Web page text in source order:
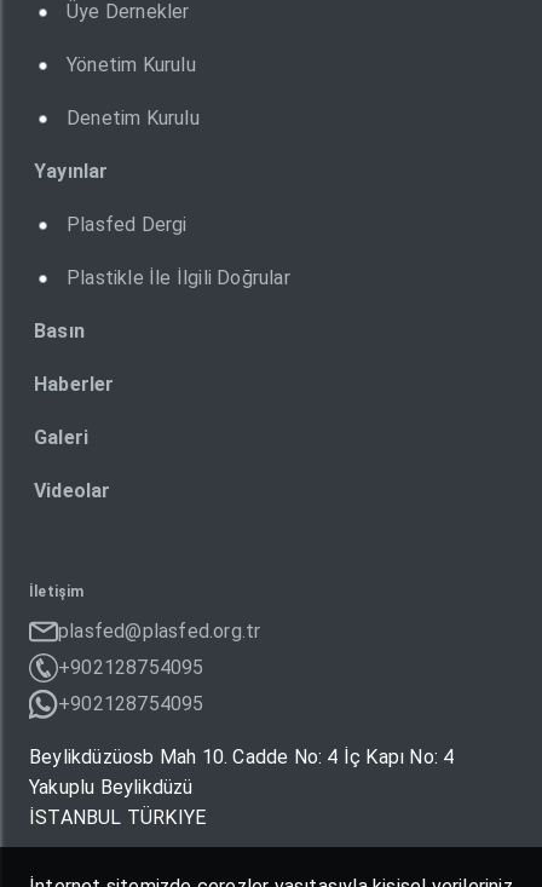
Üye Dernekler
Yönetim Kurulu
Denetim Kurulu
Yayınlar
Plasfed Dergi
Plastikle İle İlgili Doğrular
Basın
Haberler
Galeri
Videolar
İletişim
plasfed@plasfed.org.tr
+902128754095
+902128754095
Beylikdüzüosb Mah 10. Cadde No: 4 İç Kapı No: 4
Yakuplu Beylikdüzü
İSTANBUL TÜRKIYE